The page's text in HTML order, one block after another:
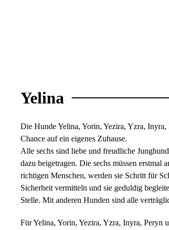
Yelina
Die Hunde Yelina, Yorin, Yezira, Yzra, Inyra,
Chance auf ein eigenes Zuhause.
Alle sechs sind liebe und freudliche
dazu beigetragen. Die sechs müssen
richtigen Menschen, werden sie Schritt für
Sicherheit vermitteln und sie geduldig
Stelle. Mit anderen Hunden sind alle
Für Yelina, Yorin, Yezira, Yzra, Inyra, Peryn